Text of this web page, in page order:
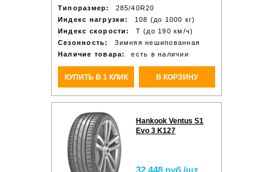
Типоразмер:
285/40R20
Индекс нагрузки:
108 (до 1000 кг)
Индекс скорости:
T (до 190 км/ч)
Сезонность:
Зимняя нешипованная
Наличие товара:
есть в наличии
КУПИТЬ В 1 КЛИК В КОРЗИНУ
Hankook Ventus S1
Evo 3 K127
32 448 руб./шт.